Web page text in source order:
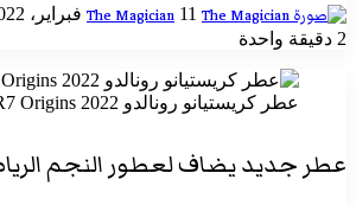
The Magician
أرسل 11 فبراير، 2022
2 دقيقة واحدة
عطر كريستيانو رونالدو 2022 R7 Origins
عطر جديد يضاف لعطور النجم